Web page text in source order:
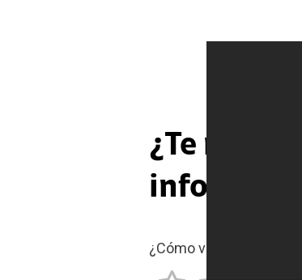
¿Te
¿Cómo valorarías este